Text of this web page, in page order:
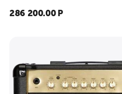
286 200.00 Р